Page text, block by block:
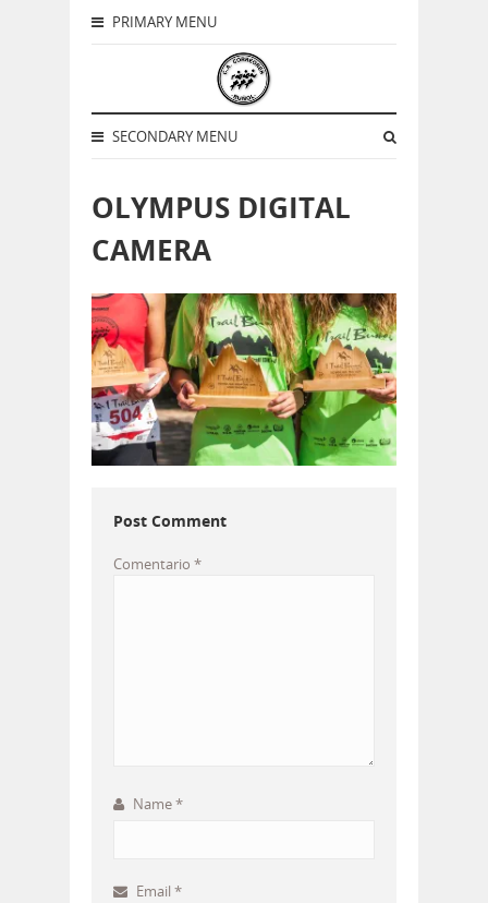
PRIMARY MENU
SECONDARY MENU
OLYMPUS DIGITAL
CAMERA
Post Comment
Comentario *
Name*
Email *